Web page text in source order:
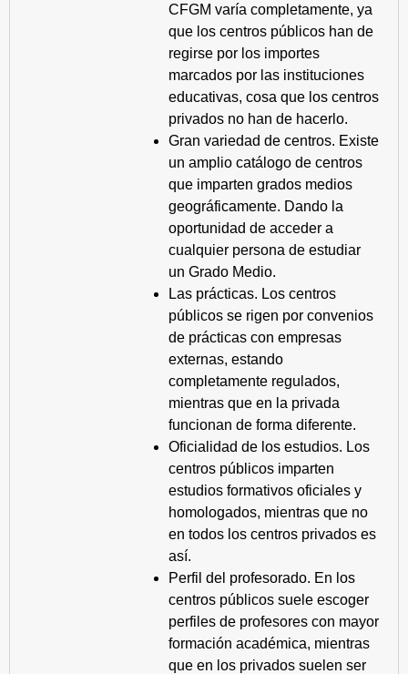
CFGM varía completamente, ya
que los centros públicos han de
regirse por los importes
marcados por las instituciones
educativas, cosa que los centros
privados no han de hacerlo.
Gran variedad de centros. Existe
un amplio catálogo de centros
que imparten grados medios
geográficamente. Dando la
oportunidad de acceder a
cualquier persona de estudiar
un Grado Medio.
Las prácticas. Los centros
públicos se rigen por convenios
de prácticas con empresas
externas, estando
completamente regulados,
mientras que en la privada
funcionan de forma diferente.
Oficialidad de los estudios. Los
centros públicos imparten
estudios formativos oficiales y
homologados, mientras que no
en todos los centros privados es
así.
Perfil del profesorado. En los
centros públicos suele escoger
perfiles de profesores con mayor
formación académica, mientras
que en los privados suelen ser